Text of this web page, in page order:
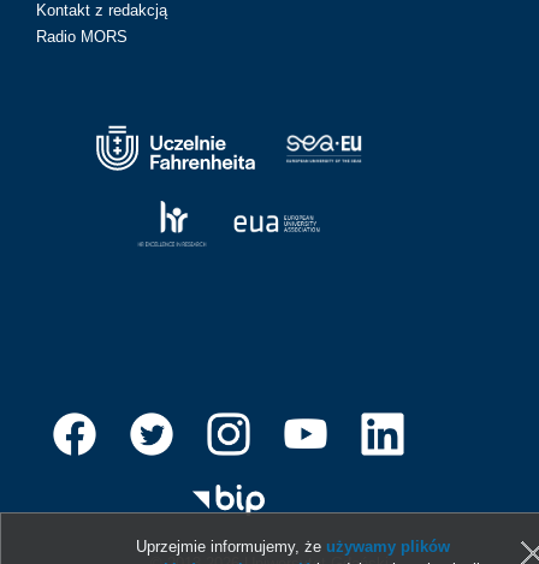
Kontakt z redakcją
Radio MORS
Uprzejmie informujemy, że używamy plików